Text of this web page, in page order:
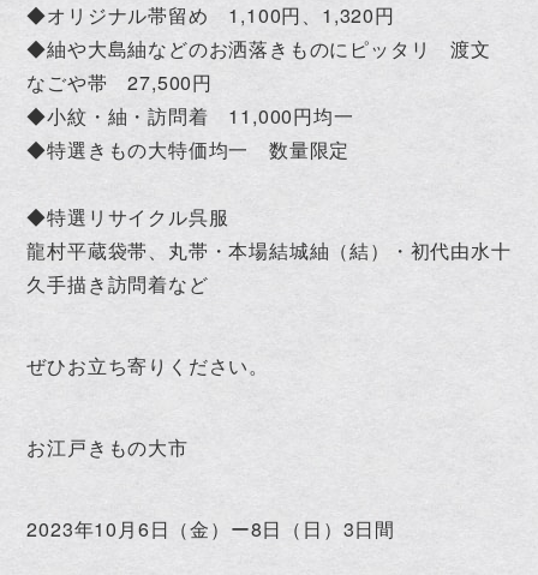
◆オリジナル帯留め 1,100円、1,320円
◆紬や大島紬などのお洒落きものにピッタリ 渡文
なごや帯 27,500円
◆小紋・紬・訪問着 11,000円均一
◆特選きもの大特価均一 数量限定
◆特選リサイクル呉服
龍村平蔵袋帯、丸帯・本場結城紬（結）・初代由水十
久手描き訪問着など
ぜひお立ち寄りください。
お江戸きもの大市
2023年10月6日（金）ー8日（日）3日間